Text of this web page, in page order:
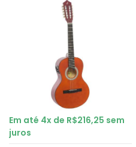
Em até 4x de R$216,25 sem
juros